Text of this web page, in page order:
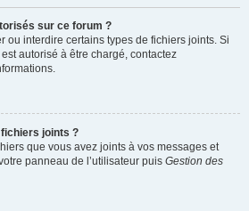
sur ce forum ?
ou interdire certains types de fichiers joints. Si
autorisé à être chargé, contactez
joints ?
que vous avez joints à vos messages et
panneau de l’utilisateur puis Gestion des